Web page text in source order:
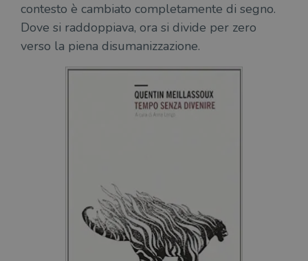
contesto è cambiato completamente di segno.
Dove si raddoppiava, ora si divide per zero
verso la piena disumanizzazione.